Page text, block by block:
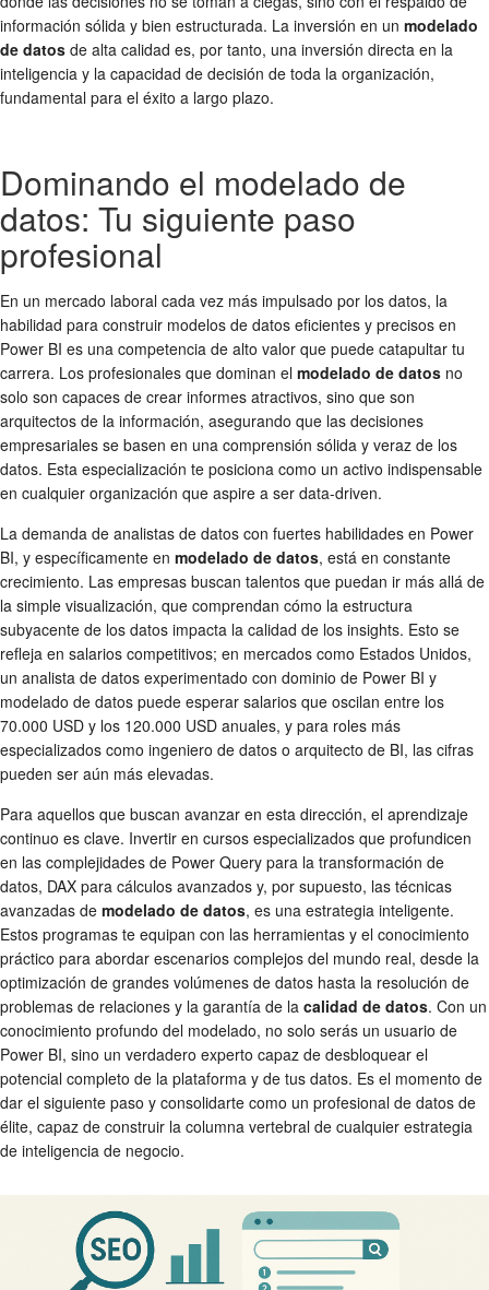
información sólida y bien estructurada. La inversión en un modelado
de datos de alta calidad es, por tanto, una inversión directa en la
inteligencia y la capacidad de decisión de toda la organización,
fundamental para el éxito a largo plazo.
Dominando el modelado de
datos: Tu siguiente paso
profesional
En un mercado laboral cada vez más impulsado por los datos, la
habilidad para construir modelos de datos eficientes y precisos en
Power BI es una competencia de alto valor que puede catapultar tu
carrera. Los profesionales que dominan el modelado de datos no
solo son capaces de crear informes atractivos, sino que son
arquitectos de la información, asegurando que las decisiones
empresariales se basen en una comprensión sólida y veraz de los
datos. Esta especialización te posiciona como un activo indispensable
en cualquier organización que aspire a ser data-driven.
La demanda de analistas de datos con fuertes habilidades en Power
BI, y específicamente en modelado de datos, está en constante
crecimiento. Las empresas buscan talentos que puedan ir más allá de
la simple visualización, que comprendan cómo la estructura
subyacente de los datos impacta la calidad de los insights. Esto se
refleja en salarios competitivos; en mercados como Estados Unidos,
un analista de datos experimentado con dominio de Power BI y
modelado de datos puede esperar salarios que oscilan entre los
70.000 USD y los 120.000 USD anuales, y para roles más
especializados como ingeniero de datos o arquitecto de BI, las cifras
pueden ser aún más elevadas.
Para aquellos que buscan avanzar en esta dirección, el aprendizaje
continuo es clave. Invertir en cursos especializados que profundicen
en las complejidades de Power Query para la transformación de
datos, DAX para cálculos avanzados y, por supuesto, las técnicas
avanzadas de modelado de datos, es una estrategia inteligente.
Estos programas te equipan con las herramientas y el conocimiento
práctico para abordar escenarios complejos del mundo real, desde la
optimización de grandes volúmenes de datos hasta la resolución de
problemas de relaciones y la garantía de la calidad de datos. Con un
conocimiento profundo del modelado, no solo serás un usuario de
Power BI, sino un verdadero experto capaz de desbloquear el
potencial completo de la plataforma y de tus datos. Es el momento de
dar el siguiente paso y consolidarte como un profesional de datos de
élite, capaz de construir la columna vertebral de cualquier estrategia
de inteligencia de negocio.